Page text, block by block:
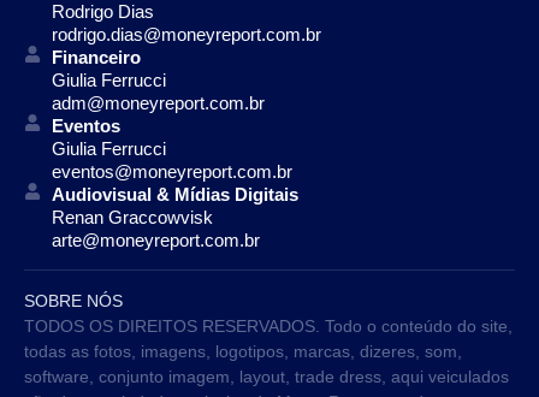
Rodrigo Dias
rodrigo.dias@moneyreport.com.br
Financeiro
Giulia Ferrucci
adm@moneyreport.com.br
Eventos
Giulia Ferrucci
eventos@moneyreport.com.br
Audiovisual & Mídias Digitais
Renan Graccowvisk
arte@moneyreport.com.br
SOBRE NÓS
TODOS OS DIREITOS RESERVADOS. Todo o conteúdo do site,
todas as fotos, imagens, logotipos, marcas, dizeres, som,
software, conjunto imagem, layout, trade dress, aqui veiculados